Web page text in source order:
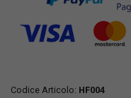
Codice Articolo: HF004